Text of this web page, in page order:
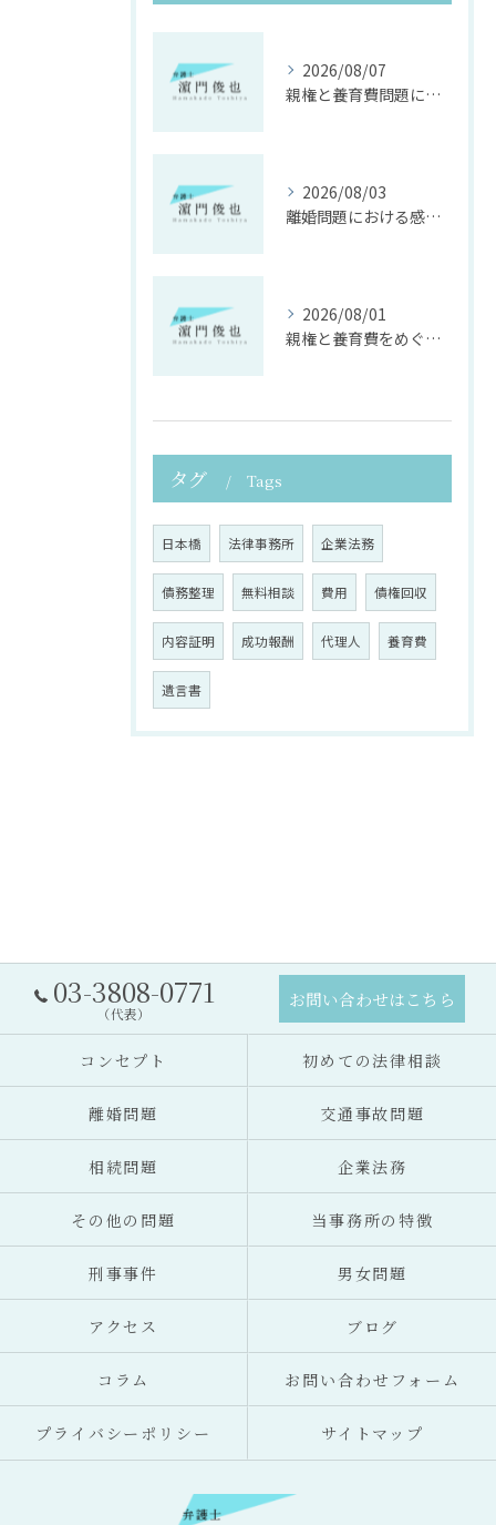
2026/08/07
親権と養育費問題に寄り添う法律支援
2026/08/03
離婚問題における感情面に配慮した誠実な法律サポート
2026/08/01
親権と養育費をめぐる法律支援の重要性
タグ Tags
日本橋 法律事務所 企業法務
債務整理 無料相談 費用 債権回収
内容証明 成功報酬 代理人 養育費
遺言書
03-3808-0771
（代表）
お問い合わせはこちら
コンセプト 初めての法律相談
離婚問題 交通事故問題
相続問題 企業法務
その他の問題 当事務所の特徴
刑事事件 男女問題
アクセス ブログ
コラム お問い合わせフォーム
プライバシーポリシー サイトマップ